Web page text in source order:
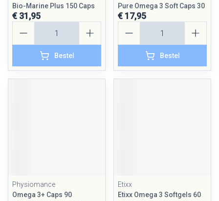
Bio-Marine Plus 150 Caps
€ 31,95
Bestel
Pure Omega 3 Soft Caps 30
€ 17,95
Bestel
Physiomance
Omega 3+ Caps 90
Etixx
Etixx Omega 3 Softgels 60